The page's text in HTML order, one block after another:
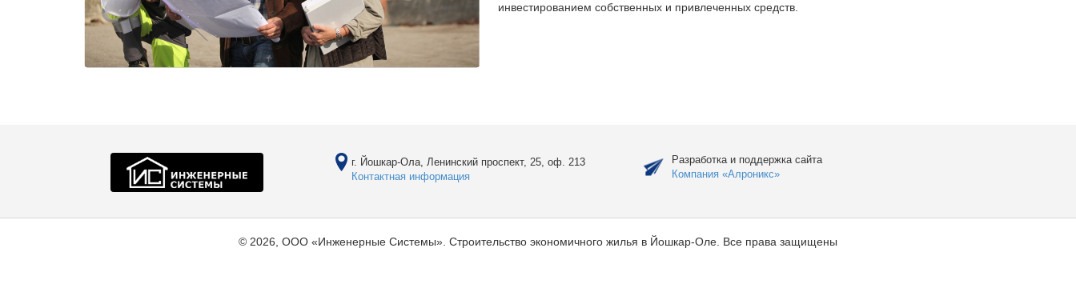
инвестированием собственных и привлеченных средств.
г. Йошкар-Ола, Ленинский проспект, 25, оф. 213
Контактная информация
Разработка и поддержка сайта
Компания «Алроникс»
© 2026, ООО «Инженерные Системы». Строительство экономичного жилья в Йошкар-Оле. Все права защищены